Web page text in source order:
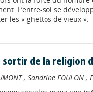
L’entre-soi se
les « ghettos de vieux ».
de la religion
; Sandrine FOULON;